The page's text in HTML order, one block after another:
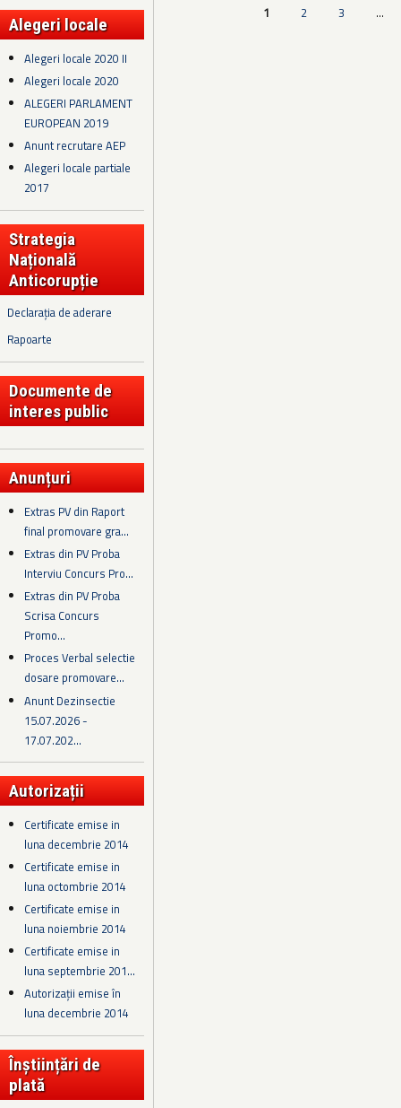
Alegeri locale
Alegeri locale 2020 II
Alegeri locale 2020
ALEGERI PARLAMENT
EUROPEAN 2019
Anunt recrutare AEP
Alegeri locale partiale
2017
Strategia
Națională
Anticorupție
Declarația de aderare
Rapoarte
Documente de
interes public
Anunțuri
Extras PV din Raport
final promovare gra...
Extras din PV Proba
Interviu Concurs Pro...
Extras din PV Proba
Scrisa Concurs
Promo...
Proces Verbal selectie
dosare promovare...
Anunt Dezinsectie
15.07.2026 -
17.07.202...
Autorizații
Certificate emise in
luna decembrie 2014
Certificate emise in
luna octombrie 2014
Certificate emise in
luna noiembrie 2014
Certificate emise in
luna septembrie 201...
Autorizații emise în
luna decembrie 2014
Înștiințări de
plată
1 2 3 …